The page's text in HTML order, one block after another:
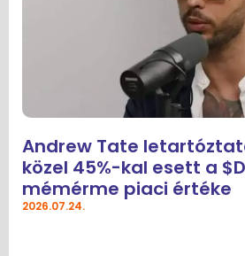
Andrew Tate
közel 45%-kal esett a
mémérme piaci értéke
2026.07.24.